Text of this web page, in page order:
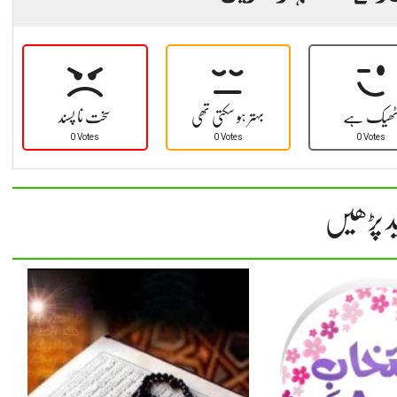
سخت نا پسند
0 Votes
بہتر ہو سکتی تھی
0 Votes
ہے
0 Votes
پڑھیں